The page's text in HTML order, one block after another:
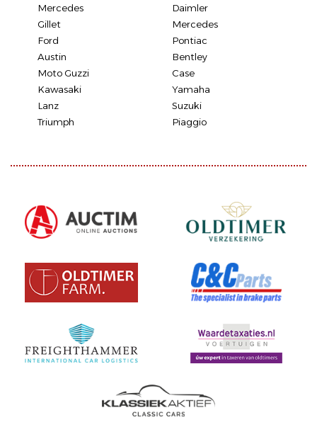
Mercedes
Daimler
Gillet
Mercedes
Ford
Pontiac
Austin
Bentley
Moto Guzzi
Case
Kawasaki
Yamaha
Lanz
Suzuki
Triumph
Piaggio